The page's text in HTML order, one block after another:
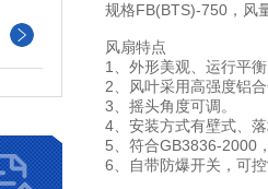
规格FB(BTS)-750，风
风扇特点
1、外形美观、运行平
2、风叶采用高强度铝
3、摇头角度可调。
4、安装方式有壁式、
5、符合GB3836-2000
6、自带防爆开关，可